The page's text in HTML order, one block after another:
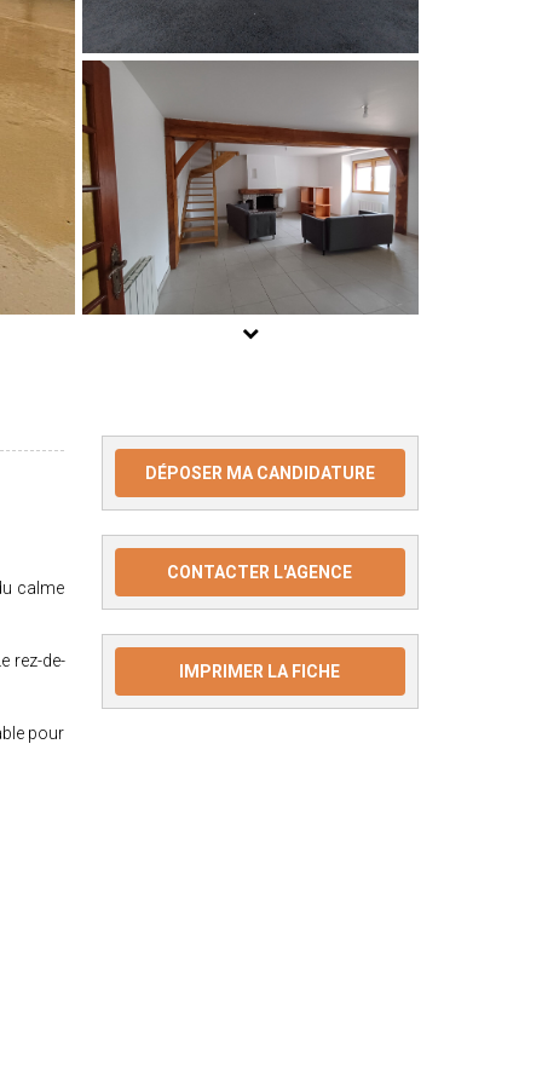
calme
rez-de-
pour
DÉPOSER MA CANDIDATURE
CONTACTER L'AGENCE
IMPRIMER LA FICHE